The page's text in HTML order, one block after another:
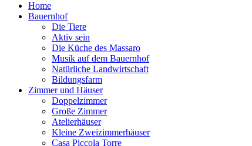
Home
Bauernhof
Die Tiere
Aktiv sein
Die Küche des Massaro
Musik auf dem Bauernhof
Natürliche Landwirtschaft
Bildungsfarm
Zimmer und Häuser
Doppelzimmer
Große Zimmer
Atelierhäuser
Kleine Zweizimmerhäuser
Casa Piccola Torre